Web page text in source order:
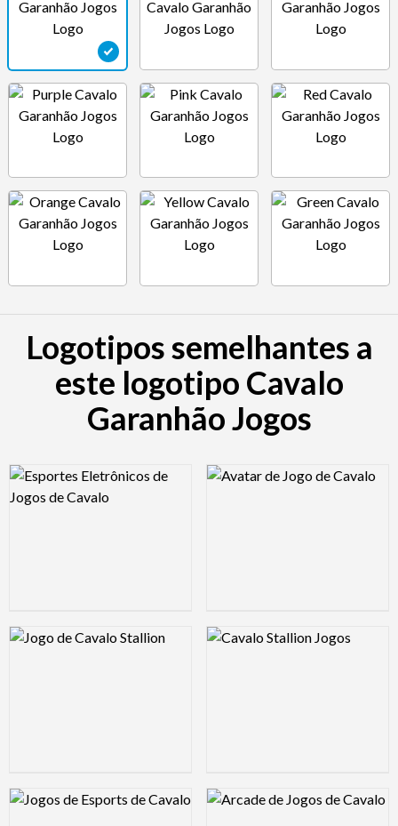
Logotipos semelhantes a
este logotipo Cavalo
Garanhão Jogos
Logo Preview Image Logo Preview Image
Logo Preview Image Logo Preview Image
Logo Preview Image Logo Preview Image